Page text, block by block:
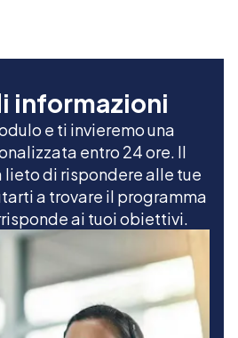
informazioni
e ti invieremo una
entro 24 ore. Il
lieto di rispondere alle tue
a trovare il programma
ai tuoi obiettivi.